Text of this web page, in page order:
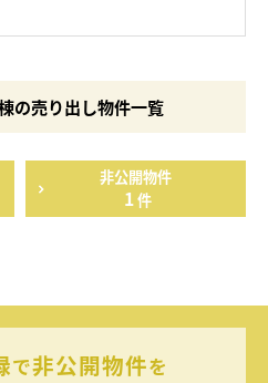
の売り出し物件一覧
非公開物件
1件
で非公開物件を